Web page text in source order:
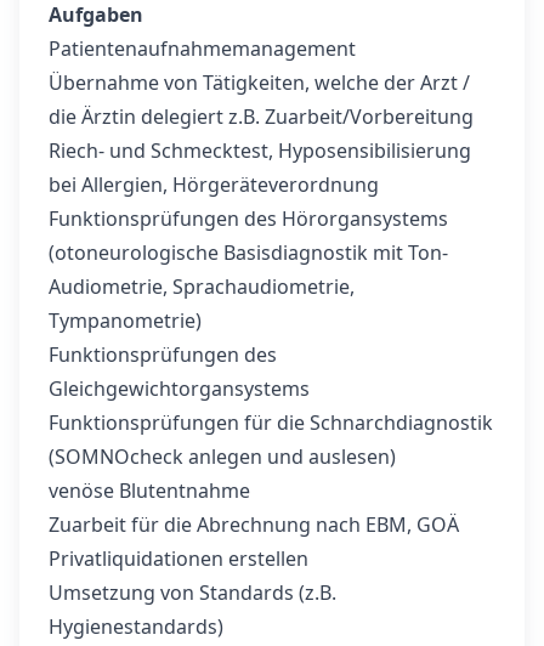
Aufgaben
Patientenaufnahmemanagement
Übernahme von Tätigkeiten, welche der Arzt /
die Ärztin delegiert z.B. Zuarbeit/Vorbereitung
Riech- und Schmecktest, Hyposensibilisierung
bei Allergien, Hörgeräteverordnung
Funktionsprüfungen des Hörorgansystems
(otoneurologische Basisdiagnostik mit Ton-
Audiometrie, Sprachaudiometrie,
Tympanometrie)
Funktionsprüfungen des
Gleichgewichtorgansystems
Funktionsprüfungen für die Schnarchdiagnostik
(SOMNOcheck anlegen und auslesen)
venöse Blutentnahme
Zuarbeit für die Abrechnung nach EBM, GOÄ
Privatliquidationen erstellen
Umsetzung von Standards (z.B.
Hygienestandards)